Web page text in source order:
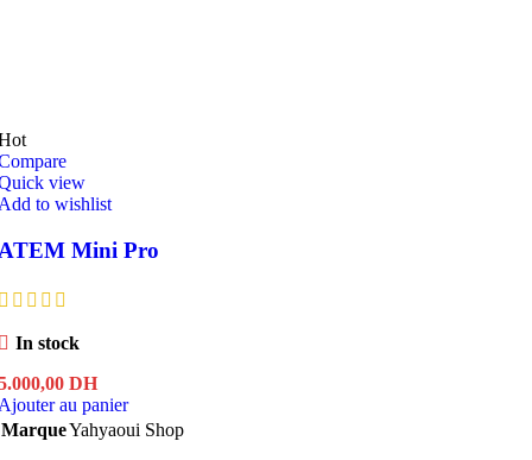
view
to wishlist
Mini Pro
In stock
DH
au panier
MarqueYahyaoui Shop